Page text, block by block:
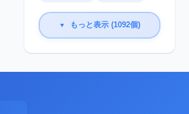
▼ もっと表示 (1092個)